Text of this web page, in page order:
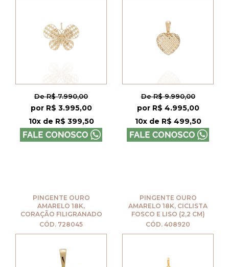
De R$ 7.990,00
por R$ 3.995,00
10x de R$ 399,50
De R$ 9.990,00
por R$ 4.995,00
10x de R$ 499,50
PINGENTE OURO
AMARELO 18K,
CORAÇÃO FILIGRANADO
CÓD. 728045
PINGENTE OURO
AMARELO 18K, CICLISTA
FOSCO E LISO (2,2 CM)
CÓD. 408920